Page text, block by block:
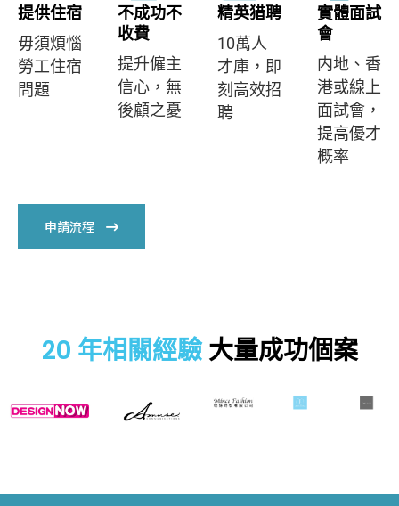
提供住宿
毋須煩惱
勞工住宿
問題
不成功不
收費
提升僱主
信心，無
後顧之憂
精英猎聘
10萬人
才庫，即
刻高效招
聘
實體面試
會
内地、香
港或線上
面試會，
提高優才
概率
申請流程
20 年相關經驗 大量成功個案